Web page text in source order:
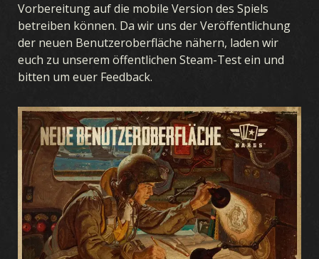
Vorbereitung auf die mobile Version des Spiels
betreiben können. Da wir uns der Veröffentlichung
der neuen Benutzeroberfläche nähern, laden wir
euch zu unserem öffentlichen Steam-Test ein und
bitten um euer Feedback.